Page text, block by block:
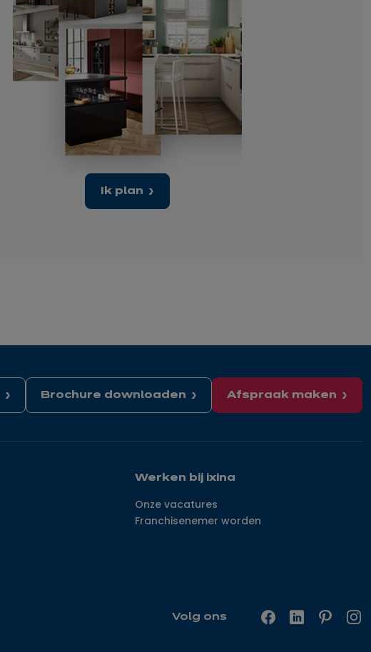
Ik plan
Brochure downloaden Afspraak maken
Werken bij ixina
Onze vacatures
Franchisenemer worden
Volg ons
FacebookLinkedInPinterest